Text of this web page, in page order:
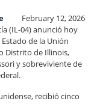
February 12, 2026
(IL-04) anunció hoy
de la Unión
Distrito de Illinois,
y sobreviviente de
recibió cinco